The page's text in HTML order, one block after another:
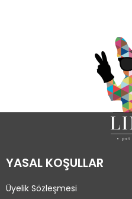
YASAL KOŞULLAR
Üyelik Sözleşmesi